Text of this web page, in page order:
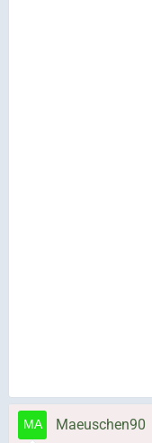
Maeuschen90